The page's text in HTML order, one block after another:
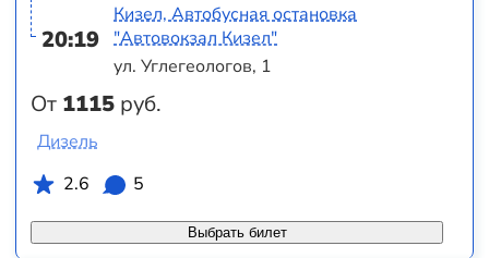
20:19
От 1115 руб.
Кизел, Автобусная остановка
"Автовокзал Кизел"
ул. Углегеологов, 1
Выбрать билет
Дизель
2.6
5